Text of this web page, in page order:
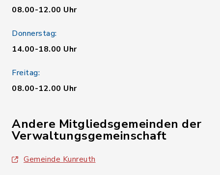
08.00-12.00 Uhr
Donnerstag:
14.00-18.00 Uhr
Freitag:
08.00-12.00 Uhr
Andere Mitgliedsgemeinden der
Verwaltungsgemeinschaft
Gemeinde Kunreuth